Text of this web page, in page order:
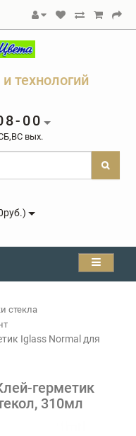
технологий
00
вых.
стекла
Iglass Normal для
герметик
310мл